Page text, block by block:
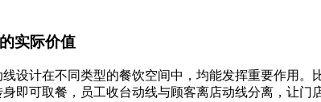
实际价值
设计在不同类型的餐饮空间中，均能发挥重要作用
即可取餐，员工收台动线与顾客离店动线分离，让门